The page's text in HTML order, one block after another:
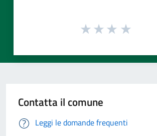
Contatta il comune
Leggi le domande frequenti